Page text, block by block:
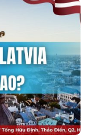
án định cư cho
qua bài viết dưới